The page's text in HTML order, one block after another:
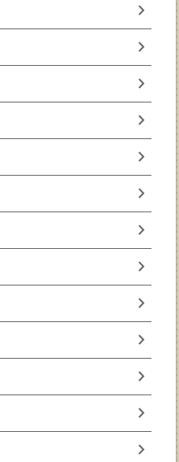
chevron_right
chevron_right
chevron_right
chevron_right
chevron_right
chevron_right
chevron_right
chevron_right
chevron_right
chevron_right
chevron_right
chevron_right
chevron_right